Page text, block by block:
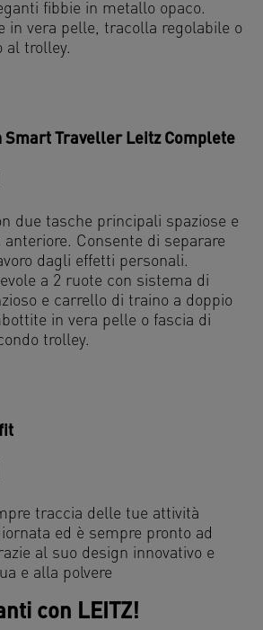
fibbie in metallo opaco.
in vera pelle, tracolla regolabile o
al trolley.
Smart Traveller Leitz Complete
due tasche principali spaziose e
Consente di separare
dagli effetti personali.
a 2 ruote con sistema di
e carrello di traino a doppio
in vera pelle o fascia di
trolley.
traccia delle tue attività
ed è sempre pronto ad
al suo design innovativo e
e alla polvere
con LEITZ!